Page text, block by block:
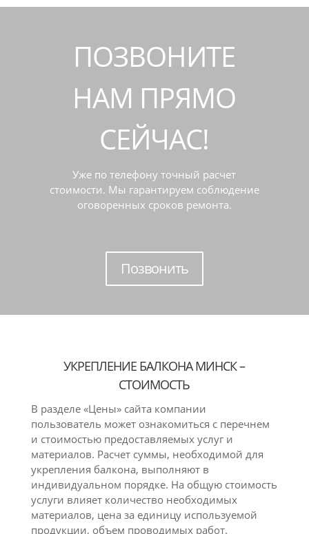
ПОЗВОНИТЕ
НАМ ПРЯМО
СЕЙЧАС!
Уже по телефону точный расчет
стоимости. Мы гарантируем соблюдение
оговоренных сроков ремонта.
Позвонить
УКРЕПЛЕНИЕ БАЛКОНА МИНСК –
СТОИМОСТЬ
В разделе «Цены» сайта компании
пользователь может ознакомиться с перечнем
и стоимостью предоставляемых услуг и
материалов. Расчет суммы, необходимой для
укрепления балкона, выполняют в
индивидуальном порядке. На общую стоимость
услуги влияет количество необходимых
материалов, цена за единицу используемой
продукции, объем проводимых работ.